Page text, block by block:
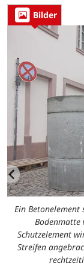
Bilder
Ein Betonelement
Bodenmatte
Schutzelement
Streifen